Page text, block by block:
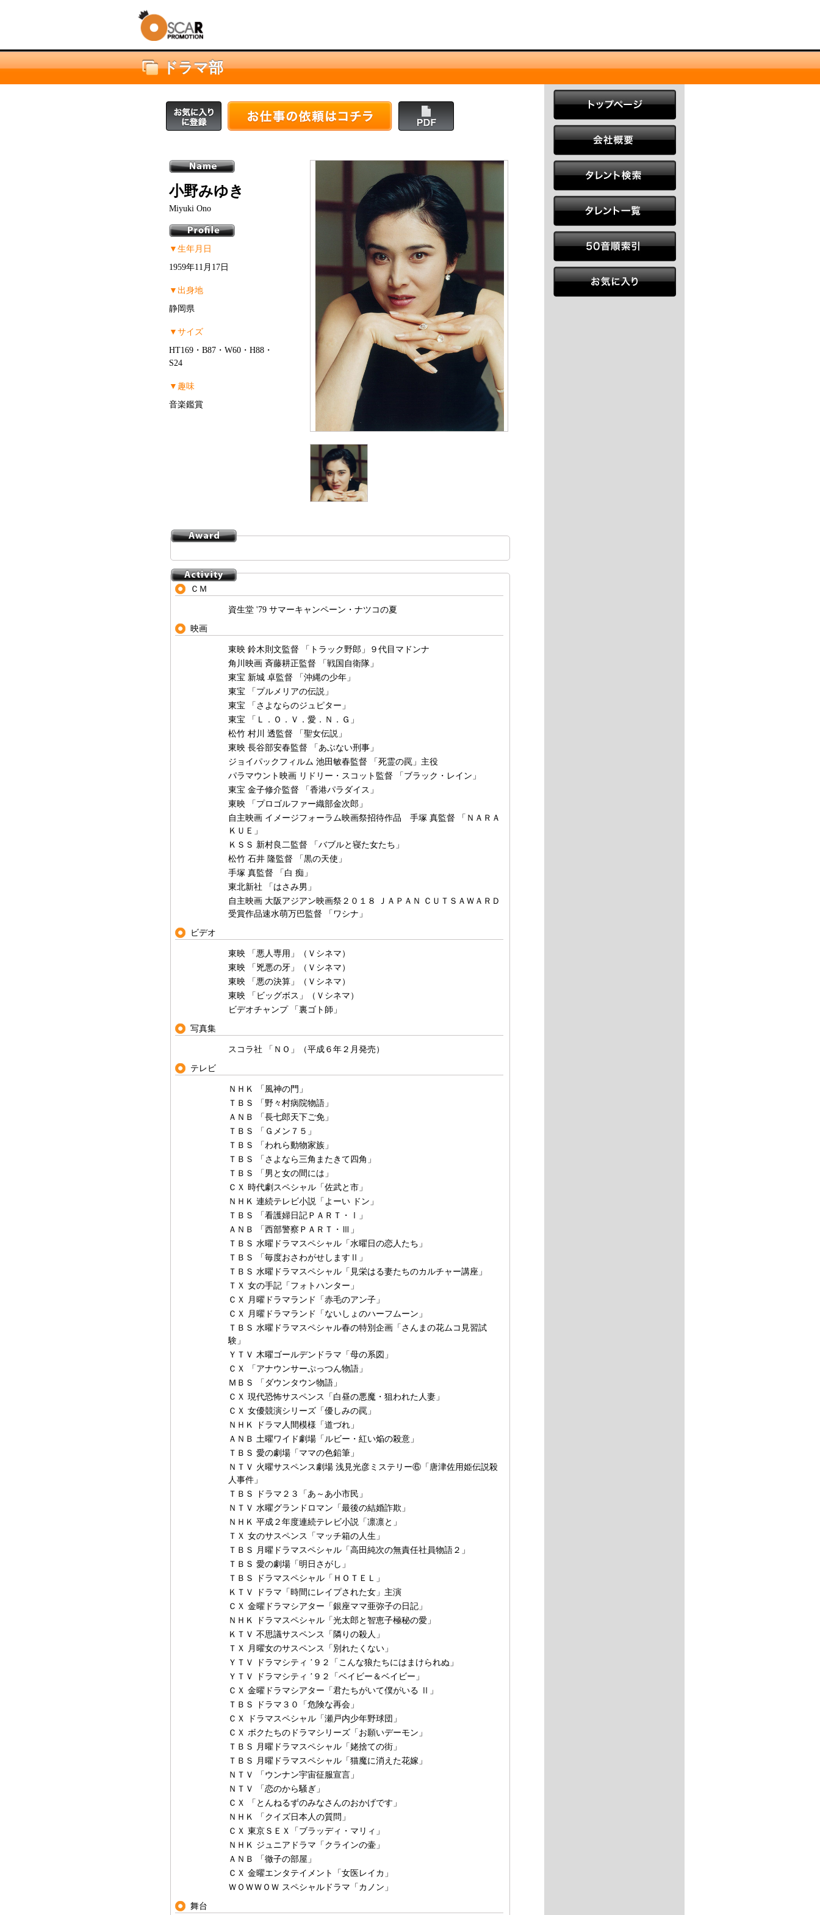
ドラマ部
小野みゆき
Miyuki Ono
▼生年月日
1959年11月17日
▼出身地
静岡県
▼サイズ
HT169・B87・W60・H88・
S24
▼趣味
音楽鑑賞
ＣＭ
資生堂 '79 サマーキャンペーン・ナツコの夏
映画
東映 鈴木則文監督 「トラック野郎」９代目マドンナ
角川映画 斉藤耕正監督 「戦国自衛隊」
東宝 新城 卓監督 「沖縄の少年」
東宝 「プルメリアの伝説」
東宝 「さよならのジュピター」
東宝 「Ｌ．Ｏ．Ｖ．愛．Ｎ．Ｇ」
松竹 村川 透監督 「聖女伝説」
東映 長谷部安春監督 「あぶない刑事」
ジョイパックフィルム 池田敏春監督 「死霊の罠」主役
パラマウント映画 リドリー・スコット監督 「ブラック・レイン」
東宝 金子修介監督 「香港パラダイス」
東映 「プロゴルファー織部金次郎」
自主映画 イメージフォーラム映画祭招待作品 手塚 真監督 「ＮＡＲＡ
ＫＵＥ」
ＫＳＳ 新村良二監督 「バブルと寝た女たち」
松竹 石井 隆監督 「黒の天使」
手塚 真監督 「白 痴」
東北新社 「はさみ男」
自主映画 大阪アジアン映画祭２０１８ ＪＡＰＡＮ ＣＵＴＳＡＷＡＲＤ
受賞作品速水萌万巴監督 「ワシナ」
ビデオ
東映 「悪人専用」（Ｖシネマ）
東映 「兇悪の牙」（Ｖシネマ）
東映 「悪の決算」（Ｖシネマ）
東映 「ビッグボス」（Ｖシネマ）
ビデオチャンプ 「裏ゴト師」
写真集
スコラ社 「ＮＯ」（平成６年２月発売）
テレビ
ＮＨＫ 「風神の門」
ＴＢＳ 「野々村病院物語」
ＡＮＢ 「長七郎天下ご免」
ＴＢＳ 「Ｇメン７５」
ＴＢＳ 「われら動物家族」
ＴＢＳ 「さよなら三角またきて四角」
ＴＢＳ 「男と女の間には」
ＣＸ 時代劇スペシャル「佐武と市」
ＮＨＫ 連続テレビ小説「よーい ドン」
ＴＢＳ 「看護婦日記ＰＡＲＴ・Ⅰ」
ＡＮＢ 「西部警察ＰＡＲＴ・Ⅲ」
ＴＢＳ 水曜ドラマスペシャル「水曜日の恋人たち」
ＴＢＳ 「毎度おさわがせしますⅡ」
ＴＢＳ 水曜ドラマスペシャル「見栄はる妻たちのカルチャー講座」
ＴＸ 女の手記「フォトハンター」
ＣＸ 月曜ドラマランド「赤毛のアン子」
ＣＸ 月曜ドラマランド「ないしょのハーフムーン」
ＴＢＳ 水曜ドラマスペシャル春の特別企画「さんまの花ムコ見習試
験」
ＹＴＶ 木曜ゴールデンドラマ「母の系図」
ＣＸ 「アナウンサーぷっつん物語」
ＭＢＳ 「ダウンタウン物語」
ＣＸ 現代恐怖サスペンス「白昼の悪魔・狙われた人妻」
ＣＸ 女優競演シリーズ「優しみの罠」
ＮＨＫ ドラマ人間模様「道づれ」
ＡＮＢ 土曜ワイド劇場「ルビー・紅い焔の殺意」
ＴＢＳ 愛の劇場「ママの色鉛筆」
ＮＴＶ 火曜サスペンス劇場 浅見光彦ミステリー⑥「唐津佐用姫伝説殺
人事件」
ＴＢＳ ドラマ２３「あ～あ小市民」
ＮＴＶ 水曜グランドロマン「最後の結婚詐欺」
ＮＨＫ 平成２年度連続テレビ小説「凛凛と」
ＴＸ 女のサスペンス「マッチ箱の人生」
ＴＢＳ 月曜ドラマスペシャル「高田純次の無責任社員物語２」
ＴＢＳ 愛の劇場「明日さがし」
ＴＢＳ ドラマスペシャル「ＨＯＴＥＬ」
ＫＴＶ ドラマ「時間にレイプされた女」主演
ＣＸ 金曜ドラマシアター「銀座ママ亜弥子の日記」
ＮＨＫ ドラマスペシャル「光太郎と智恵子極秘の愛」
ＫＴＶ 不思議サスペンス「隣りの殺人」
ＴＸ 月曜女のサスペンス「別れたくない」
ＹＴＶ ドラマシティ ’９２「こんな狼たちにはまけられぬ」
ＹＴＶ ドラマシティ ’９２「ベイビー＆ベイビー」
ＣＸ 金曜ドラマシアター「君たちがいて僕がいる Ⅱ」
ＴＢＳ ドラマ３０「危険な再会」
ＣＸ ドラマスペシャル「瀬戸内少年野球団」
ＣＸ ボクたちのドラマシリーズ「お願いデーモン」
ＴＢＳ 月曜ドラマスペシャル「姥捨ての街」
ＴＢＳ 月曜ドラマスペシャル「猫魔に消えた花嫁」
ＮＴＶ 「ウンナン宇宙征服宣言」
ＮＴＶ 「恋のから騒ぎ」
ＣＸ 「とんねるずのみなさんのおかげです」
ＮＨＫ 「クイズ日本人の質問」
ＣＸ 東京ＳＥＸ「ブラッディ・マリィ」
ＮＨＫ ジュニアドラマ「クラインの壷」
ＡＮＢ 「徹子の部屋」
ＣＸ 金曜エンタテイメント「女医レイカ」
ＷＯＷＷＯＷ スペシャルドラマ「カノン」
舞台